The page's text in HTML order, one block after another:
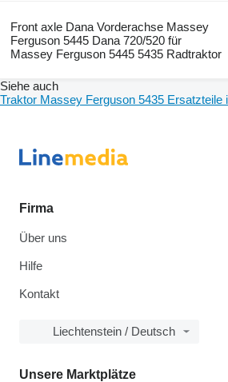
Front axle Dana Vorderachse Massey
Ferguson 5445 Dana 720/520 für
Massey Ferguson 5445 5435 Radtraktor
Siehe auch
Traktor Massey Ferguson 5435 Ersatzteile
Firma
Über uns
Hilfe
Kontakt
Liechtenstein / Deutsch
Unsere Marktplätze